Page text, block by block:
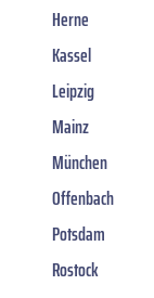
Herne
Kassel
Leipzig
Mainz
München
Offenbach
Potsdam
Rostock